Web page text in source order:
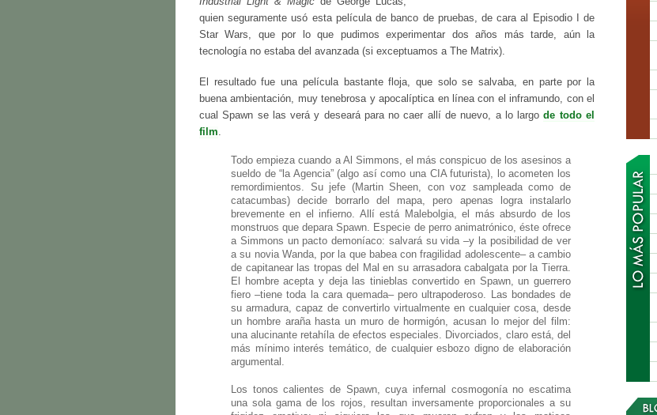
quien seguramente usó esta película de banco de pruebas, de cara al Episodio I de
Star Wars, que por lo que pudimos experimentar dos años más tarde, aún la
tecnología no estaba del avanzada (si exceptuamos a The Matrix).
El resultado fue una película bastante floja, que solo se salvaba, en parte por la
buena ambientación, muy tenebrosa y apocalíptica en línea con el inframundo, con el
cual Spawn se las verá y deseará para no caer allí de nuevo, a lo largode todo el
film
Todo empieza cuando a Al Simmons, el más conspicuo de los asesinos a
sueldo de “la Agencia” (algo así como una CIA futurista), lo acometen los
remordimientos. Su jefe (Martin Sheen, con voz sampleada como de
catacumbas) decide borrarlo del mapa, pero apenas logra instalarlo
brevemente en el infierno. Allí está Malebolgia, el más absurdo de los
monstruos que depara Spawn. Especie de perro animatrónico, éste ofrece
a Simmons un pacto demoníaco: salvará su vida –y la posibilidad de ver
a su novia Wanda, por la que babea con fragilidad adolescente– a cambio
de capitanear las tropas del Mal en su arrasadora cabalgata por la Tierra.
El hombre acepta y deja las tinieblas convertido en Spawn, un guerrero
fiero –tiene toda la cara quemada– pero ultrapoderoso. Las bondades de
su armadura, capaz de convertirlo virtualmente en cualquier cosa, desde
un hombre araña hasta un muro de hormigón, acusan lo mejor del film:
una alucinante retahíla de efectos especiales. Divorciados, claro está, del
más mínimo interés temático, de cualquier esbozo digno de elaboración
argumental.
Los tonos calientes de Spawn, cuya infernal cosmogonía no escatima
una sola gama de los rojos, resultan inversamente proporcionales a su